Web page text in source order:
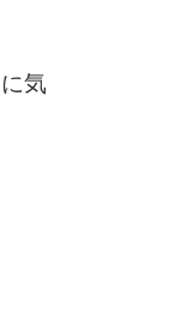
気